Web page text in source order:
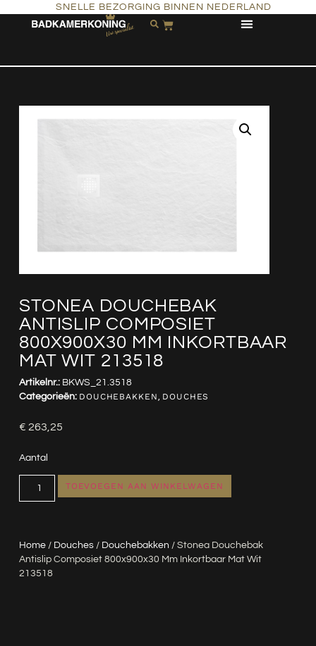
SNELLE BEZORGING BINNEN NEDERLAND
STONEA DOUCHEBAK
ANTISLIP COMPOSIET
800X900X30 MM INKORTBAAR
MAT WIT 213518
Home/ Douches/ Douchebakken / Stonea Douchebak
Antislip Composiet 800x900x30 Mm Inkortbaar Mat Wit
213518
Artikelnr.: BKWS_21.3518
Categorieën: DOUCHEBAKKEN DOUCHES
€ 263,25
Aantal
TOEVOEGEN AAN WINKELWAGEN